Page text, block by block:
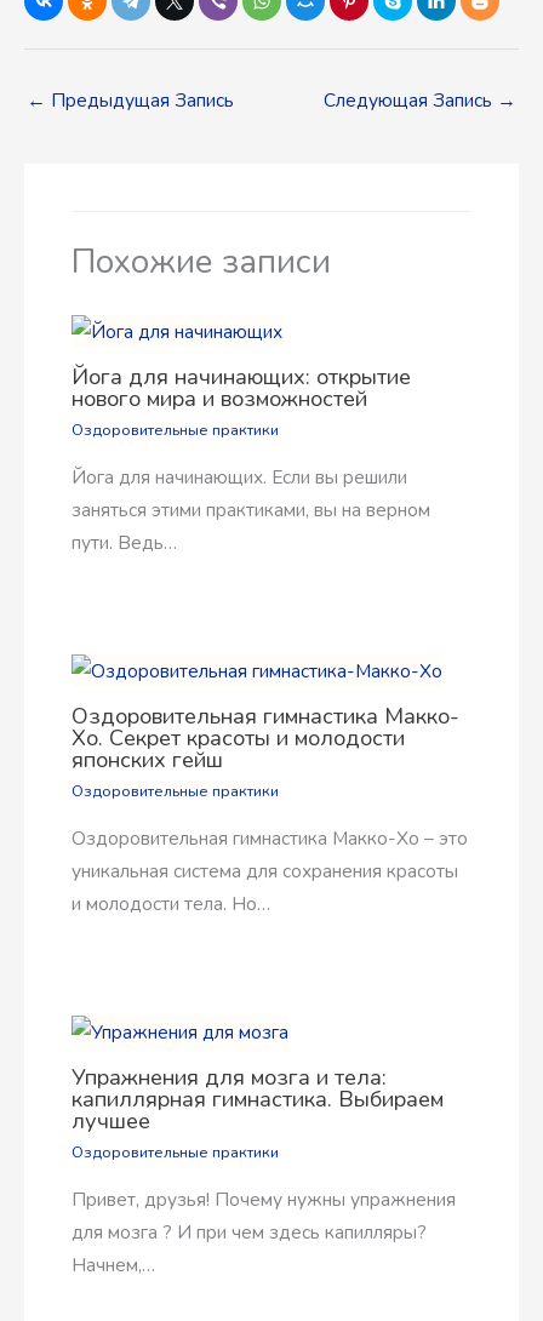
← Предыдущая Запись Следующая Запись →
Похожие записи
Йога для начинающих: открытие
нового мира и возможностей
Оздоровительные практики
Йога для начинающих. Если вы решили
заняться этими практиками, вы на верном
пути. Ведь…
Оздоровительная гимнастика Макко-
Хо. Секрет красоты и молодости
японских гейш
Оздоровительные практики
Оздоровительная гимнастика Макко-Хо – это
уникальная система для сохранения красоты
и молодости тела. Но…
Упражнения для мозга и тела:
капиллярная гимнастика. Выбираем
лучшее
Оздоровительные практики
Привет, друзья! Почему нужны упражнения
для мозга ? И при чем здесь капилляры?
Начнем,…